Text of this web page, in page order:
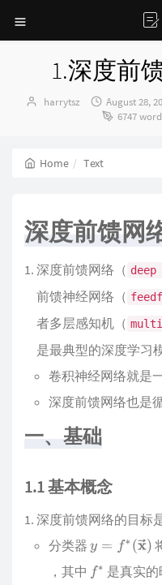
1.深度前
Author：
harrytsz
发
布
August 28,
6747
Home Text
深度前馈网
深度前馈网络（
前馈神经网络（
者多层感知机（
是最典型的深度学习
卷积神经网络就是
深度前馈网络也是
一、基础
1.1 基本概念
深度前馈网络的目标
分类器
，其中
是真实的